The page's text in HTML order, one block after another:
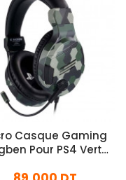
Casque Gaming
Pour PS4 Vert